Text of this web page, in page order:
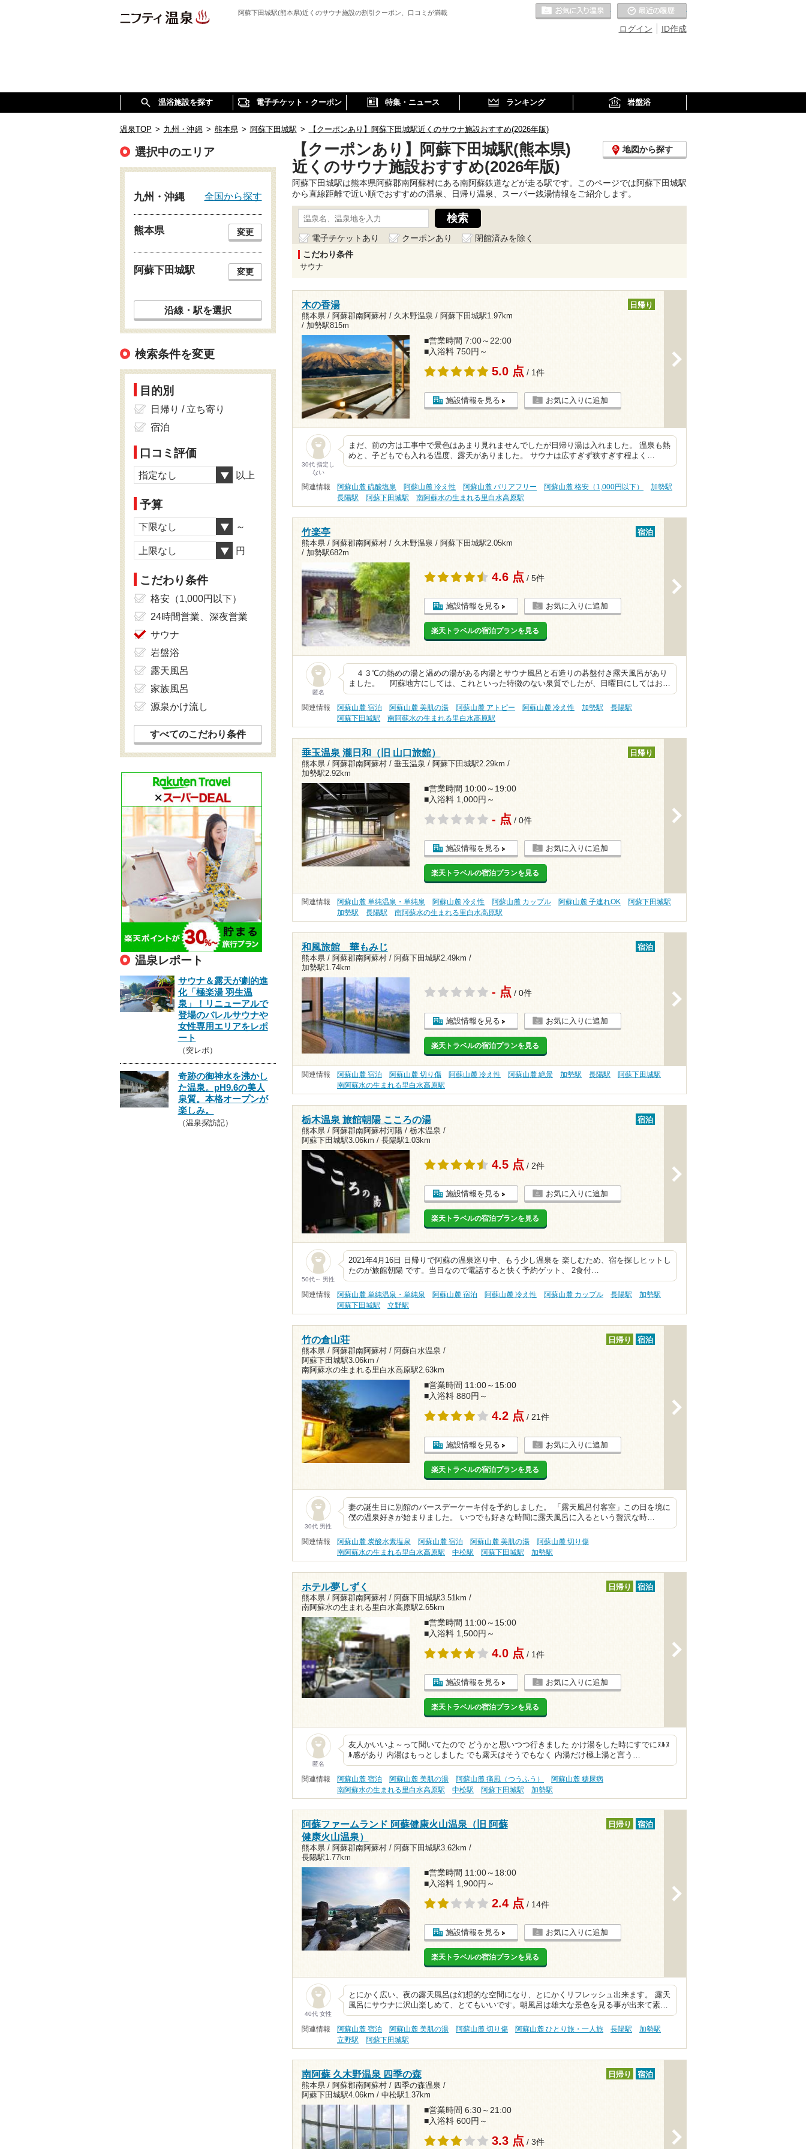
阿蘇下田城駅(熊本県)近くのサウナ施設の割引クーポン、口コミが満載
ID作成
ログイン
お気に入りの温泉
温浴施設を探す 電子チケット・クーポン 特集・ニュース ランキング 岩盤浴
温泉TOP > 九州・沖縄 > 熊本県 > 阿蘇下田城駅 > 【クーポンあり】阿蘇下田城駅近くのサウナ施設おすすめ(2026年版)
【クーポンあり】阿蘇下田城駅(熊本県)
近くのサウナ施設おすすめ(2026年版)
地図から探す
阿蘇下田城駅は熊本県阿蘇郡南阿蘇村にある南阿蘇鉄道などが走る駅です。このページでは阿蘇下田城駅
から直線距離で近い順でおすすめの温泉、日帰り温泉、スーパー銭湯情報をご紹介します。
電子チケットあり クーポンあり
閉館済みを除く
こだわり条件
サウナ
木の香湯
熊本県 / 阿蘇郡南阿蘇村 / 久木野温泉 / 阿蘇下田城駅1.97km
/ 加勢駅815m
日帰り
■営業時間 7:00～22:00
■入浴料 750円～
5.0 点 / 1件
施設情報を見る お気に入りに追加
30代 指定し
ない
まだ、前の方は工事中で景色はあまり見れませんでしたが日帰り湯は入れました。 温泉も熱
めと、子どもでも入れる温度、露天がありました。 サウナは広すぎず狭すぎす程よく…
関連情報 阿蘇山麓 硫酸塩泉 阿蘇山麓 冷え性 阿蘇山麓 バリアフリー 阿蘇山麓 格安（1,000円以下）
加勢駅
長陽駅
阿蘇下田城駅 南阿蘇水の生まれる里白水高原駅
竹楽亭
熊本県 / 阿蘇郡南阿蘇村 / 久木野温泉 / 阿蘇下田城駅2.05km
/ 加勢駅682m
宿泊
4.6 点 / 5件
施設情報を見る お気に入りに追加
楽天トラベルの宿泊プランを見る
匿名
４３℃の熱めの湯と温めの湯がある内湯とサウナ風呂と石造りの碁盤付き露天風呂があり
ました。 阿蘇地方にしては、これといった特徴のない泉質でしたが、日曜日にしてはお…
関連情報 阿蘇山麓 宿泊 阿蘇山麓 美肌の湯 阿蘇山麓 アトピー 阿蘇山麓 冷え性 加勢駅
長陽駅
阿蘇下田城駅
南阿蘇水の生まれる里白水高原駅
垂玉温泉 瀧日和（旧 山口旅館）
熊本県 / 阿蘇郡南阿蘇村 / 垂玉温泉 / 阿蘇下田城駅2.29km /
加勢駅2.92km
日帰り
■営業時間 10:00～19:00
■入浴料 1,000円～
- 点 / 0件
施設情報を見る お気に入りに追加
楽天トラベルの宿泊プランを見る
関連情報 阿蘇山麓 単純温泉・単純泉 阿蘇山麓 冷え性 阿蘇山麓 カップル 阿蘇山麓 子連れOK
阿蘇下田城駅
加勢駅
長陽駅 南阿蘇水の生まれる里白水高原駅
和風旅館 華もみじ
熊本県 / 阿蘇郡南阿蘇村 / 阿蘇下田城駅2.49km /
加勢駅1.74km
宿泊
- 点 / 0件
施設情報を見る お気に入りに追加
楽天トラベルの宿泊プランを見る
関連情報 阿蘇山麓 宿泊 阿蘇山麓 切り傷 阿蘇山麓 冷え性 阿蘇山麓 絶景 加勢駅 長陽駅
阿蘇下田城駅
南阿蘇水の生まれる里白水高原駅
栃木温泉 旅館朝陽 こころの湯
熊本県 / 阿蘇郡南阿蘇村河陽 / 栃木温泉 /
阿蘇下田城駅3.06km / 長陽駅1.03km
宿泊
4.5 点 / 2件
施設情報を見る お気に入りに追加
楽天トラベルの宿泊プランを見る
50代～ 男性
2021年4月16日 日帰りで阿蘇の温泉巡り中、もう少し温泉を 楽しむため、宿を探しヒットし
たのが旅館朝陽 です。当日なので電話すると快く予約ゲット、 2食付…
関連情報 阿蘇山麓 単純温泉・単純泉 阿蘇山麓 宿泊 阿蘇山麓 冷え性 阿蘇山麓 カップル 長陽駅
加勢駅
阿蘇下田城駅
立野駅
竹の倉山荘
熊本県 / 阿蘇郡南阿蘇村 / 阿蘇白水温泉 /
阿蘇下田城駅3.06km /
南阿蘇水の生まれる里白水高原駅2.63km
日帰り 宿泊
■営業時間 11:00～15:00
■入浴料 880円～
4.2 点 / 21件
施設情報を見る お気に入りに追加
楽天トラベルの宿泊プランを見る
30代 男性
妻の誕生日に別館のバースデーケーキ付を予約しました。 「露天風呂付客室」この日を境に
僕の温泉好きが始まりました。 いつでも好きな時間に露天風呂に入るという贅沢な時…
関連情報 阿蘇山麓 炭酸水素塩泉 阿蘇山麓 宿泊 阿蘇山麓 美肌の湯
阿蘇山麓 切り傷
南阿蘇水の生まれる里白水高原駅
中松駅 阿蘇下田城駅 加勢駅
ホテル夢しずく
熊本県 / 阿蘇郡南阿蘇村 / 阿蘇下田城駅3.51km /
南阿蘇水の生まれる里白水高原駅2.65km
日帰り 宿泊
■営業時間 11:00～15:00
■入浴料 1,500円～
4.0 点 / 1件
施設情報を見る お気に入りに追加
楽天トラベルの宿泊プランを見る
匿名
友人かいいよ～って聞いてたので どうかと思いつつ行きました かけ湯をした時にすでにﾇﾙﾇ
ﾙ感があり 内湯はもっとしました でも露天はそうでもなく 内湯だけ極上湯と言う…
関連情報 阿蘇山麓 宿泊 阿蘇山麓 美肌の湯 阿蘇山麓 痛風（つうふう）
阿蘇山麓 糖尿病
南阿蘇水の生まれる里白水高原駅
中松駅 阿蘇下田城駅 加勢駅
阿蘇ファームランド 阿蘇健康火山温泉（旧 阿蘇
健康火山温泉）
熊本県 / 阿蘇郡南阿蘇村 / 阿蘇下田城駅3.62km /
長陽駅1.77km
日帰り 宿泊
■営業時間 11:00～18:00
■入浴料 1,900円～
2.4 点 / 14件
施設情報を見る お気に入りに追加
楽天トラベルの宿泊プランを見る
40代 女性
とにかく広い、夜の露天風呂は幻想的な空間になり、とにかくリフレッシュ出来ます。 露天
風呂にサウナに沢山楽しめて、とてもいいです。朝風呂は雄大な景色を見る事が出来て素…
関連情報 阿蘇山麓 宿泊 阿蘇山麓 美肌の湯 阿蘇山麓 切り傷 阿蘇山麓 ひとり旅・一人旅 長陽駅
加勢駅
立野駅
阿蘇下田城駅
南阿蘇 久木野温泉 四季の森
熊本県 / 阿蘇郡南阿蘇村 / 四季の森温泉 /
阿蘇下田城駅4.06km / 中松駅1.37km
日帰り 宿泊
■営業時間 6:30～21:00
■入浴料 600円～
3.3 点 / 3件
選択中のエリア
九州・沖縄 全国から探す
熊本県 変更
阿蘇下田城駅 変更
沿線・駅を選択
検索条件を変更
目的別
日帰り / 立ち寄り
宿泊
口コミ評価
指定なし 以上
予算
下限なし ～
上限なし 円
こだわり条件
格安（1,000円以下）
24時間営業、深夜営業
サウナ
岩盤浴
露天風呂
家族風呂
源泉かけ流し
すべてのこだわり条件
温泉レポート
サウナ＆露天が劇的進
化「極楽湯 羽生温
泉」！リニューアルで
登場のバレルサウナや
女性専用エリアをレポ
ート
（突レポ）
奇跡の御神水を沸かし
た温泉。pH9.6の美人
泉質。本格オープンが
楽しみ。
（温泉探訪記）